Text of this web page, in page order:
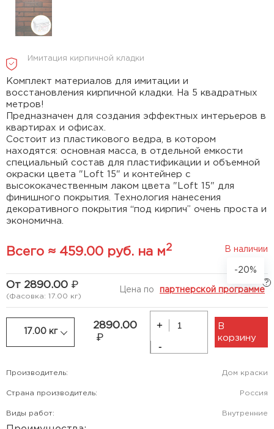
Имитация кирпичной кладки
Комплект материалов для имитации и
восстановления кирпичной кладки. На 5 квадратных
метров!
Предназначен для создания эффектных интерьеров в
квартирах и офисах.
Состоит из пластикового ведра, в котором
находятся: основная масса, в отдельной емкости
специальный состав для пластификации и объемной
окраски цвета "Loft 15" и контейнер с
высококачественным лаком цвета "Loft 15" для
финишного покрытия. Технология нанесения
декоративного покрытия “под кирпич” очень проста и
экономична.
Всего ≈ 459.00 руб. на м2 В наличии
От 2890.00
(Фасовка: 17.00 кг)
Цена по партнерской программе
?
-20%
17.00 кг
2890.00
+
-
В
корзину
Производитель: Дом краски
Страна производитель: Россия
Виды работ: Внутренние